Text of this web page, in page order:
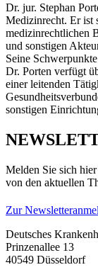
Dr. jur. Stephan
Medizinrecht. Er ist
medizinrechtlichen
und sonstigen
Seine
Dr. Porten verfügt
einer leitenden
sonstigen
Melden Sie sich
von den aktuellen
Zur
Deutsches
Prinzenallee 13
40549 Düsseldorf